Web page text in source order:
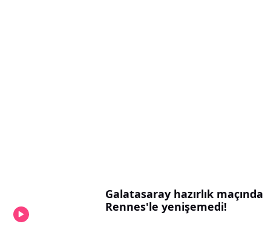
Galatasaray hazırlık maçında
Rennes'le yenişemedi!